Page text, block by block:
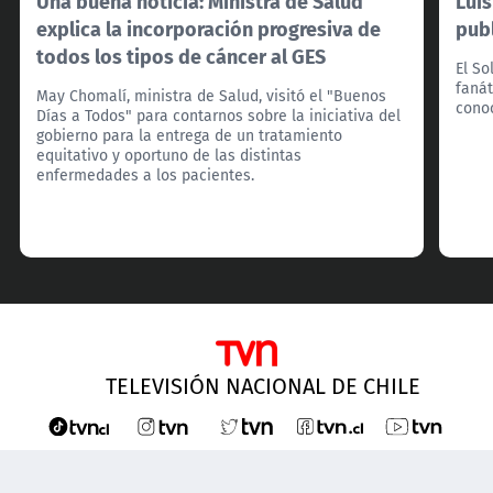
explica la incorporación progresiva de
todos los tipos de cáncer al GES
May Chomalí, ministra de Salud, visitó el "Buenos
Días a Todos" para contarnos sobre la iniciativa del
gobierno para la entrega de un tratamiento
equitativo y oportuno de las distintas
enfermedades a los pacientes.
El
TELEVISIÓN NACIONAL DE CHILE